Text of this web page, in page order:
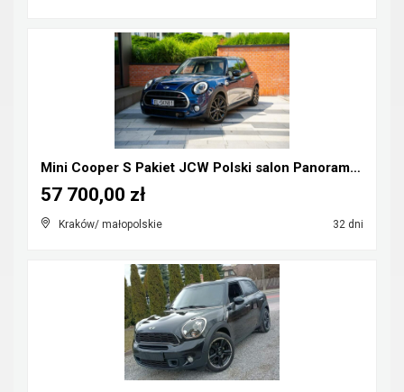
Mini Cooper S Pakiet JCW Polski salon Panorama Hea...
Kraków/ małopolskie 32 dni
57 700,00 zł